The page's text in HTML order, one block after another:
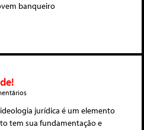
banqueiro
jurídica é um elemento
tem sua fundamentação e